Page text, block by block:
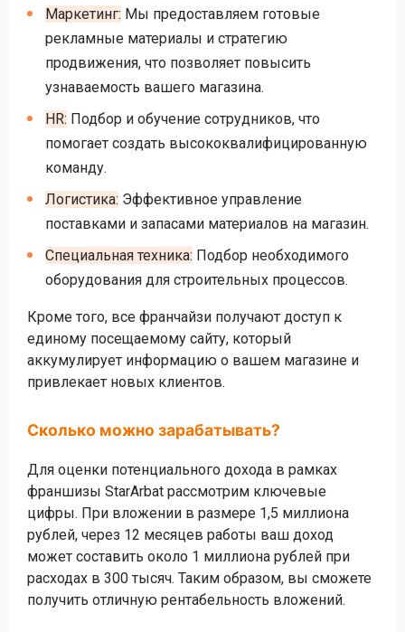
Маркетинг: Мы предоставляем готовые
рекламные материалы и стратегию
продвижения, что позволяет повысить
узнаваемость вашего магазина.
HR: Подбор и обучение сотрудников, что
помогает создать высококвалифицированную
команду.
Логистика: Эффективное управление
поставками и запасами материалов на магазин.
Специальная техника: Подбор необходимого
оборудования для строительных процессов.
Кроме того, все франчайзи получают доступ к
единому посещаемому сайту, который
аккумулирует информацию о вашем магазине и
привлекает новых клиентов.
Сколько можно зарабатывать?
Для оценки потенциального дохода в рамках
франшизы StarArbat рассмотрим ключевые
цифры. При вложении в размере 1,5 миллиона
рублей, через 12 месяцев работы ваш доход
может составить около 1 миллиона рублей при
расходах в 300 тысяч. Таким образом, вы сможете
получить отличную рентабельность вложений.